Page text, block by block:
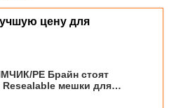
цену для
PE Брайн стоят
Resealable мешки для